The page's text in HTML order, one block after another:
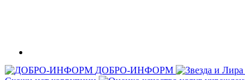
ДОБРО-ИНФОРМ